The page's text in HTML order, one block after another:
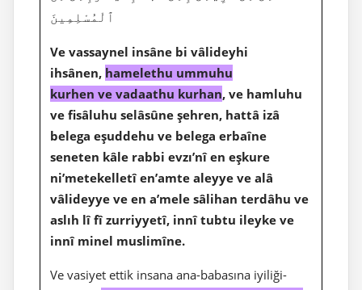
ٱلْمُسْلِمِينَ
Ve vassaynel insâne bi vâlideyhi
ihsânen, hamelethu ummuhu
kurhen ve vadaathu kurhan, ve hamluhu
ve fisâluhu selâsûne şehren, hattâ izâ
belega eşuddehu ve belega erbaîne
seneten kâle rabbi evzı’nî en eşkure
ni’metekelletî en’amte aleyye ve alâ
vâlideyye ve en a’mele sâlihan terdâhu ve
aslıh lî fî zurriyyetî, innî tubtu ileyke ve
innî minel muslimîne.
Ve vasiyet ettik insana ana-babasına iyiliği-